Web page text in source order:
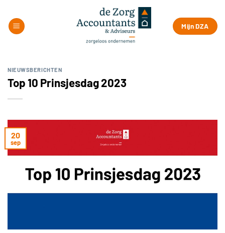
naar
inhoud
Mijn DZA
NIEUWSBERICHTEN
Top 10 Prinsjesdag 2023
20
sep